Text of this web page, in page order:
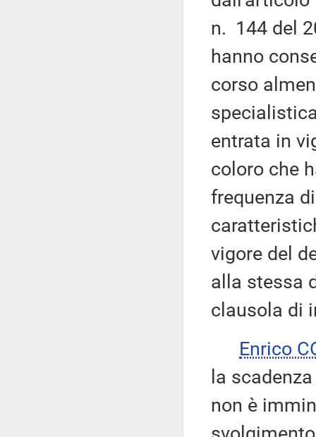
n. 144 del
hanno
corso
entrata in
coloro che
frequenza
vigore del
alla stessa
clausola di
Enrico
la
non è